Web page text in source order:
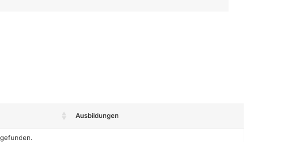
Ausbildungen